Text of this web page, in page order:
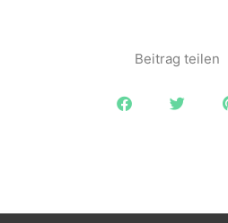
Beitrag teilen